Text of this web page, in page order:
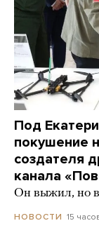
Под
покушение
создателя
канала
Он выжил, но
НОВОСТИ 15